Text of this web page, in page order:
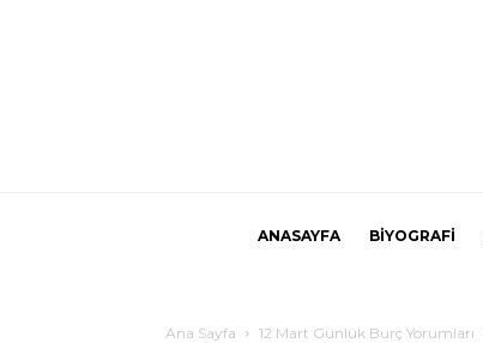
ANASAYFA BİYOGRAFİ
Ana Sayfa 12 Mart Günlük Burç Yorumları